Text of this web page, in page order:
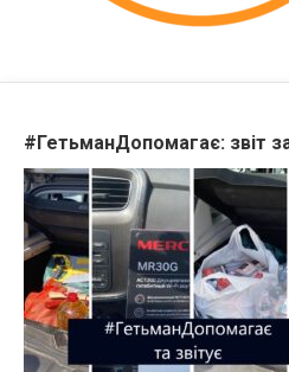
#ГетьманДопомагає: звіт